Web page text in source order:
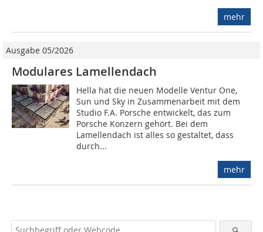
mehr
Ausgabe 05/2026
Modulares Lamellendach
Hella hat die neuen Modelle Ventur One,
Sun und Sky in Zusammenarbeit mit dem
Studio F.A. Porsche entwickelt, das zum
Porsche Konzern gehört. Bei dem
Lamellendach ist alles so gestaltet, dass
durch...
mehr